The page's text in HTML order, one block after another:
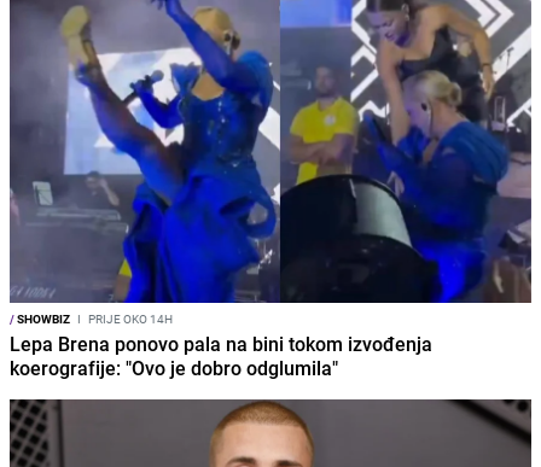
/SHOWBIZ I PRIJE OKO 14H
Lepa Brena ponovo pala na bini tokom izvođenja
koerografije: "Ovo je dobro odglumila"